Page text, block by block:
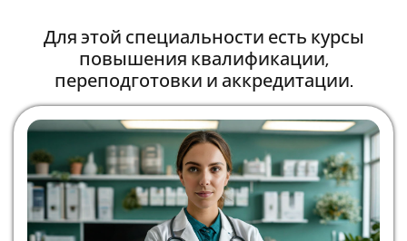
Для этой специальности есть курсы
повышения квалификации,
переподготовки и аккредитации.